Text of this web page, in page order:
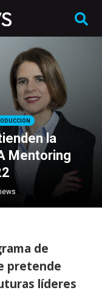
la
Mentoring
de
pretende
líderes